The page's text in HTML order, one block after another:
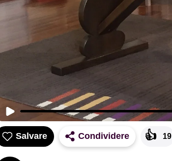
Salvare Condividere 👍 19